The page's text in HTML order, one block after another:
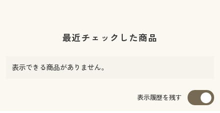
最近チェックした商品
表示できる商品がありません。
表示履歴を残す